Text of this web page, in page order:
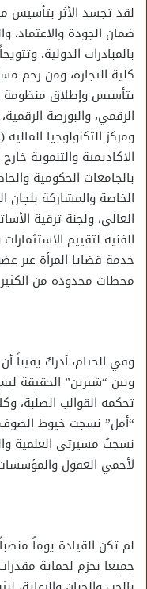
لقد تجسد الأثر بتأسيس
ضمان الجودة والاعتماد،
بالمبادرات الدولية.
كلية التجارة، ومن رحم
بتأسيس وإطلاق منظومة
الرقمي، والبورصة
الاكاديمية والتنموية
بالجامعات الحكومية
الخاصة والمشاركة بلجان
العالي، ولجنة ترقية
الفنية لتقييم
خدمة قضايا المرأة عبر
محطات محدودة من
وفي الختام، أدركُ يقيناً
وبين “شيرين” الحقيقة
تحكمه القوالب الصلبة،
“أمل” نسجت خيوط
نسجتُ مسيرتي العلمية
لأحمي العقول
لم تكن القيادة يوماً
جميعا بحزم لحماية